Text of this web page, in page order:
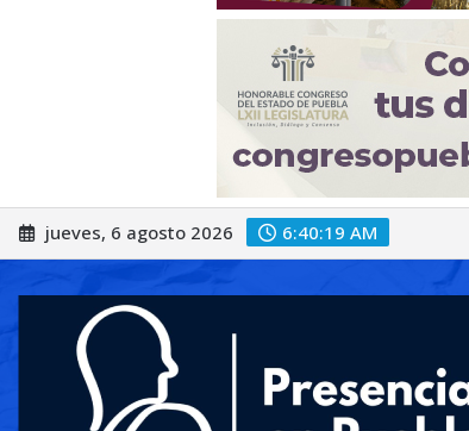
Saltar
al
jueves, 6 agosto 2026 6:40:21 AM